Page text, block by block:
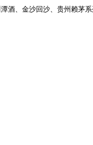
酒、金沙回沙、贵州赖茅